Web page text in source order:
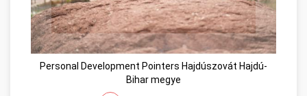
Personal Development Pointers Hajdúszovát Hajdú-
Bihar megye